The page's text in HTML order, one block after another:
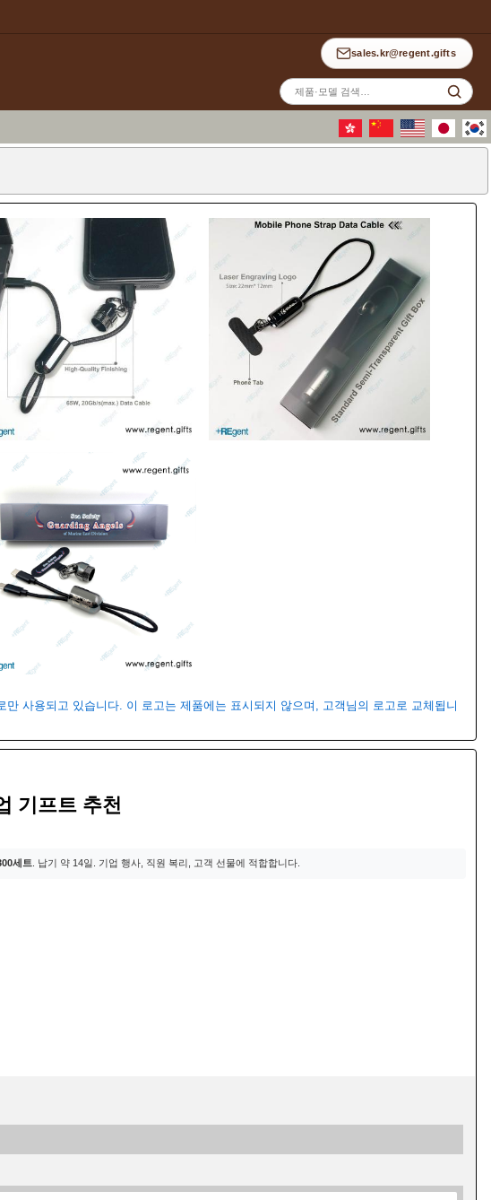
sales.kr@regent.gifts
사
이
트
검
색
사용되고 있습니다. 이 로고는 제품에는 표시되지 않으며, 고객님의 로고로 교체됩니
기프트 추천
세트 . 납기 약 14일. 기업 행사, 직원 복리, 고객 선물에 적합합니다.